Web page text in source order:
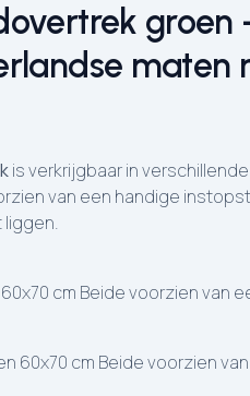
groen
maten
is verkrijgbaar in
van een handige
cm Beide voorzien van
60x70 cm Beide voorzien